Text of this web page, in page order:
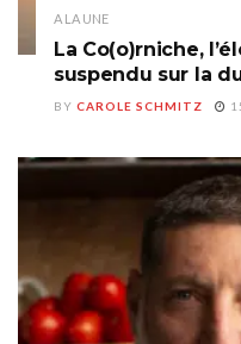
A LA UNE
La Co(o)rniche,
suspendu sur la
BY CAROLE SCHMITZ